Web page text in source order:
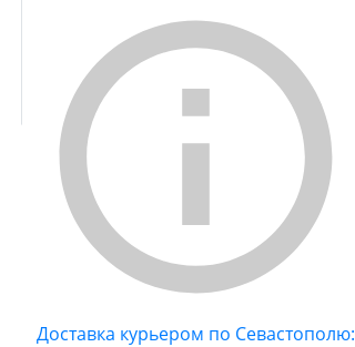
Доставка курьером по Севастополю: